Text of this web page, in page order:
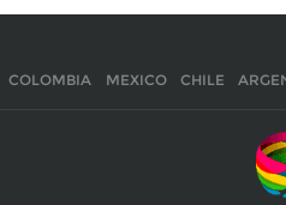
COLOMBIA MEXICO CHILE